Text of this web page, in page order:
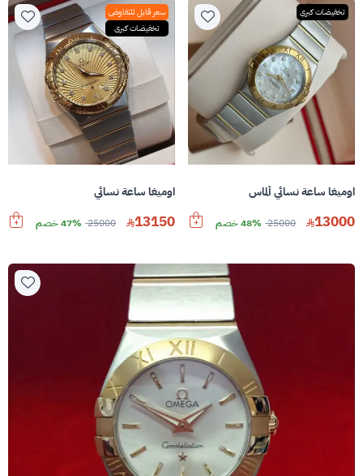
تخفيضات كبرى
اوميغا ساعة نسائي ألماس
13000
25000 48% خصم
سعر قابل للتفاوض
تخفيضات كبرى
اوميغا ساعة نسائي
13150
25000 47% خصم